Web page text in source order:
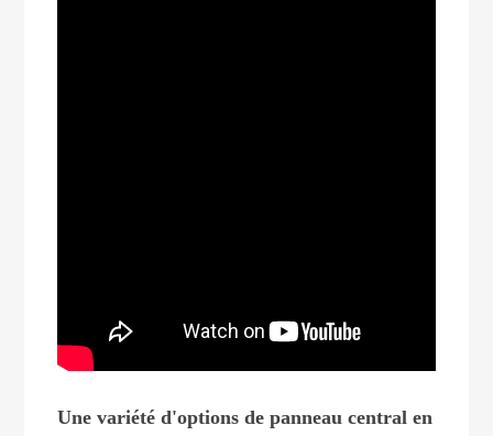
Une variété d'options de panneau central en